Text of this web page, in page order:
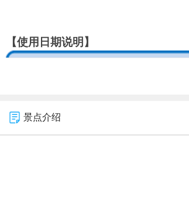
【使用日期说明】
景点介绍